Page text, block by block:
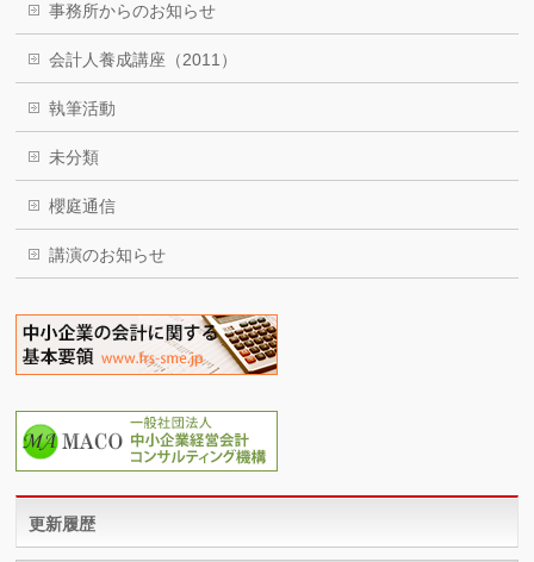
事務所からのお知らせ
会計人養成講座（2011）
執筆活動
未分類
櫻庭通信
講演のお知らせ
更新履歴
更